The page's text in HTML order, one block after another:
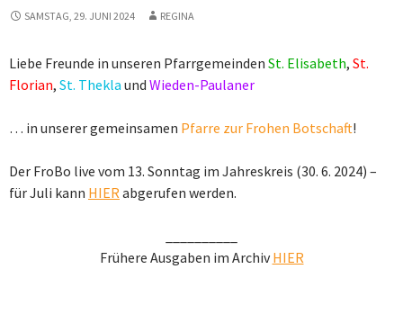
SAMSTAG, 29. JUNI 2024 REGINA
Liebe Freunde in unseren Pfarrgemeinden St. Elisabeth, St.
Florian, St. Thekla und Wieden-Paulaner
… in unserer gemeinsamen Pfarre zur Frohen Botschaft!
Der FroBo live vom 13. Sonntag im Jahreskreis (30. 6. 2024) –
für Juli kann HIERabgerufen werden.
Frühere Ausgaben im ArchivHIER